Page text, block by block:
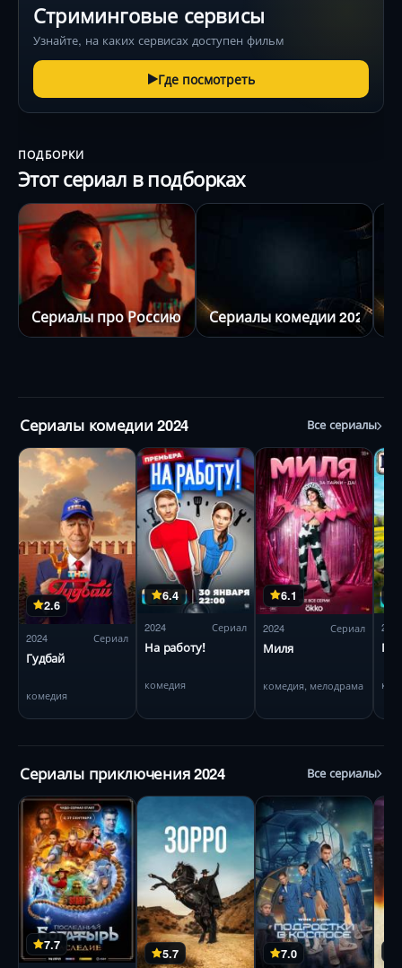
Стриминговые сервисы
Узнайте, на каких сервисах доступен фильм
Где посмотреть
ПОДБОРКИ
Этот сериал в подборках
Сериалы про Россию Сериалы комедии 2024
Сериалы комедии 2024 Все сериалы
2.6
2024 Сериал
Гудбай
комедия
6.4
2024 Сериал
На работу!
комедия
6.1
2024 Сериал
Миля
комедия, мелодрама
2024
Сериалы приключения 2024 Все сериалы
7.7
5.7 7.0